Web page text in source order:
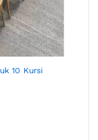
10 Kursi